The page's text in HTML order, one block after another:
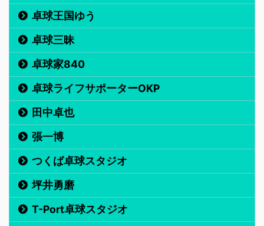
卓球王国ゆう
卓球三昧
卓球家840
卓球ライフサポーターOKP
田中卓也
張一博
つくば卓球スタジオ
坪井勇磨
T-Port卓球スタジオ